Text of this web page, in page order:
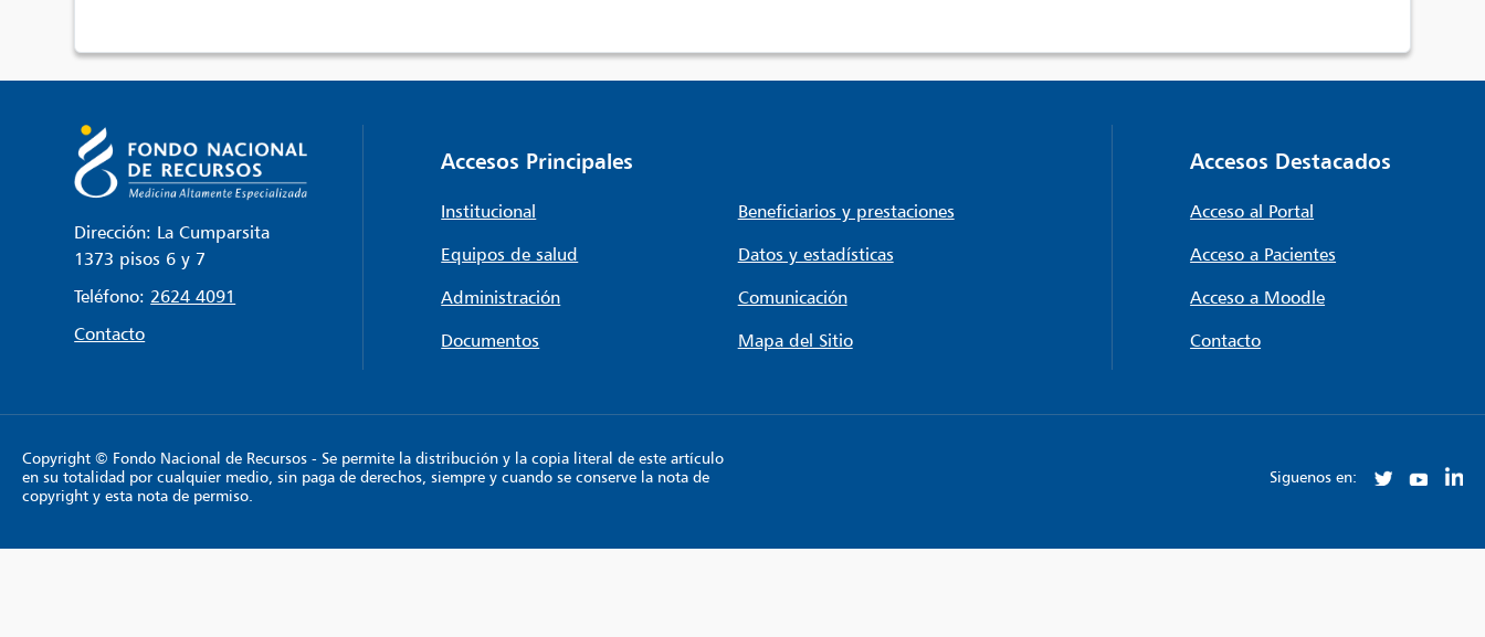
Dirección: La Cumparsita
1373 pisos 6 y 7
Teléfono: 2624 4091
Contacto
Accesos Principales
Institucional
Beneficiarios y prestaciones
Equipos de salud
Datos y estadísticas
Administración
Comunicación
Documentos
Mapa del Sitio
Accesos Destacados
Acceso al Portal
Acceso a Pacientes
Acceso a Moodle
Contacto
Copyright © Fondo Nacional de Recursos - Se permite la distribución y la copia literal de este artículo
en su totalidad por cualquier medio, sin paga de derechos, siempre y cuando se conserve la nota de
copyright y esta nota de permiso.
Siguenos en: